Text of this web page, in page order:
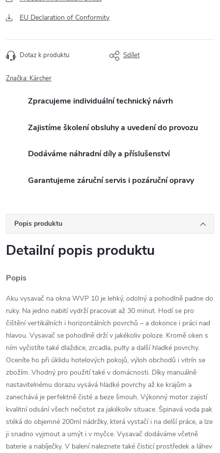
EU Declaration of Conformity
Dotaz k produktu Sdílet
Značka: Kärcher
Zpracujeme individuální technický návrh
Zajistíme školení obsluhy a uvedení do provozu
Dodáváme náhradní díly a příslušenství
Garantujeme záruční servis i pozáruční opravy
Popis produktu
Detailní popis produktu
Popis
Aku vysavač na okna WVP 10 je lehký, odolný a pohodlně padne do
ruky. Na jedno nabití vydrží pracovat až 30 minut. Hodí se pro
čištění vertikálních i horizontálních povrchů – a dokonce i práci nad
hlavou. Vysavač se pohodlně drží v jakékoliv poloze. Kromě oken s
ním vyčistíte také dlaždice, zrcadla, pulty a další hladké povrchy.
Oceníte ho při úklidu hotelových pokojů, výloh obchodů i vitrín se
zbožím. Vhodný pro použití také v domácnosti. Díky manuálně
nastavitelnému dorazu vysává hladké povrchy až ke krajům a
zanechává je perfektně čisté a beze šmouh. Výkonný motor zajistí
kvalitní odsání všech nečistot za jakékoliv situace. Špinavá voda pak
stéká do objemné 200ml nádržky, která vystačí i na delší práce, a lze
ji snadno vyjmout a umýt i v myčce. Vysavač dodáváme včetně
baterie a nabíječky. V balení naleznete také čisticí prostředek a láhev